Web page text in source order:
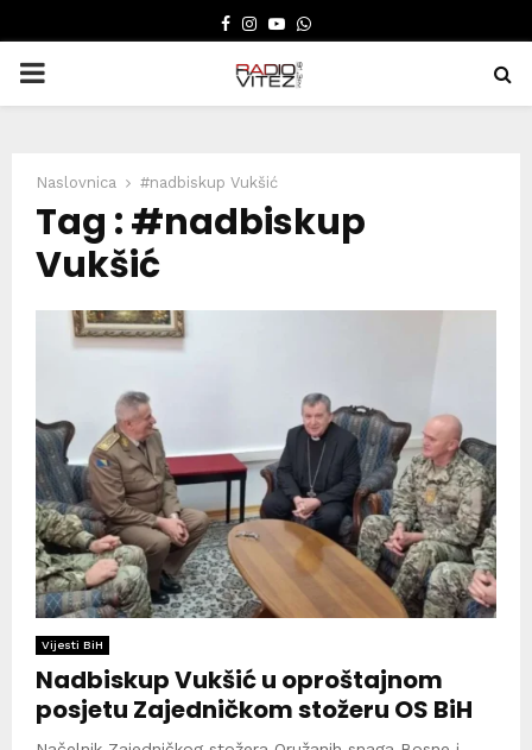
FACEBOOK
INSTAGRAM
YOUTUBE
WHATSAPP
PRIMARY
Naslovnica #nadbiskup Vukšić
Tag : #nadbiskup
Vukšić
Vijesti BiH
Nadbiskup Vukšić u oproštajnom
posjetu Zajedničkom stožeru OS BiH